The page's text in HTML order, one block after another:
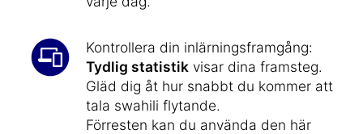
Kontrollera din inlärningsframgång:
Tydlig statistik visar dina framsteg.
Gläd dig åt hur snabbt du kommer att
tala swahili flytande.
Förresten kan du använda den här